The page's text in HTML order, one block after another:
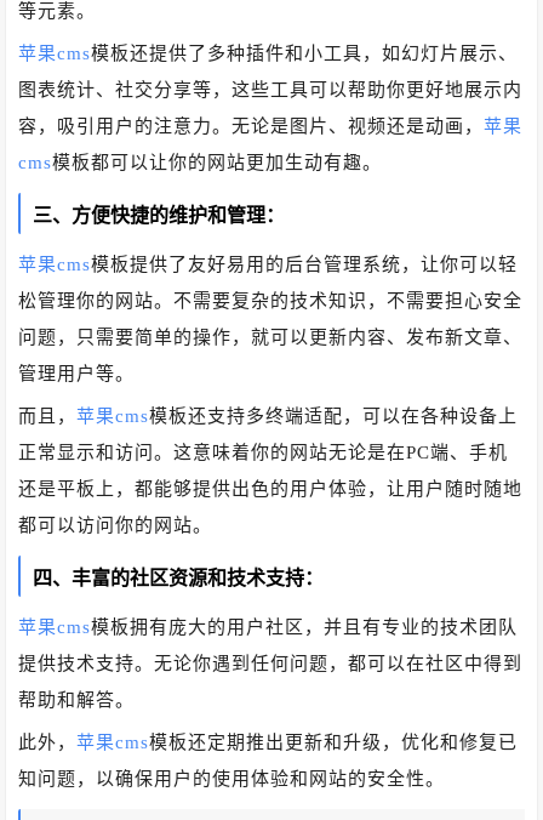
等元素。
苹果cms模板还提供了多种插件和小工具，如幻灯片展示、
图表统计、社交分享等，这些工具可以帮助你更好地展示内
容，吸引用户的注意力。无论是图片、视频还是动画，苹果
cms模板都可以让你的网站更加生动有趣。
三、方便快捷的维护和管理：
苹果cms模板提供了友好易用的后台管理系统，让你可以轻
松管理你的网站。不需要复杂的技术知识，不需要担心安全
问题，只需要简单的操作，就可以更新内容、发布新文章、
管理用户等。
而且，苹果cms模板还支持多终端适配，可以在各种设备上
正常显示和访问。这意味着你的网站无论是在PC端、手机
还是平板上，都能够提供出色的用户体验，让用户随时随地
都可以访问你的网站。
四、丰富的社区资源和技术支持：
苹果cms模板拥有庞大的用户社区，并且有专业的技术团队
提供技术支持。无论你遇到任何问题，都可以在社区中得到
帮助和解答。
此外，苹果cms模板还定期推出更新和升级，优化和修复已
知问题，以确保用户的使用体验和网站的安全性。